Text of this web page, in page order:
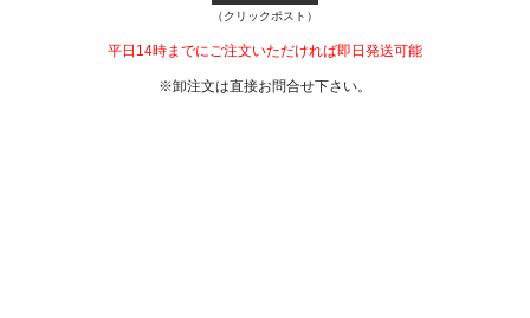
（クリックポスト）
平日14時までにご注文いただければ即日発送可能
※卸注文は直接お問合せ下さい。